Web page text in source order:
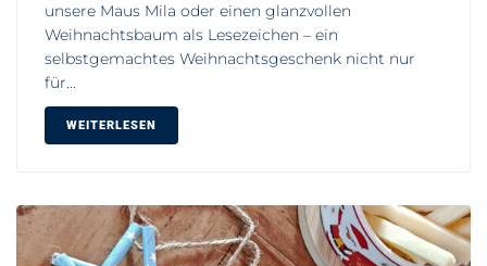
unsere Maus Mila oder einen glanzvollen
Weihnachtsbaum als Lesezeichen – ein
selbstgemachtes Weihnachtsgeschenk nicht nur
für...
WEITERLESEN